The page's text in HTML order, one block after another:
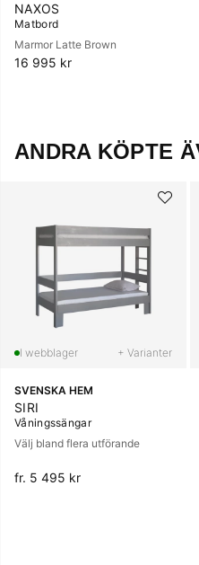
NAXOS
Matbord
Marmor Latte Brown
16 995 kr
ANDRA KÖPTE
+ Varianter
SVENSKA HEM
SIRI
Våningssängar
Välj bland flera utförande
fr. 5 495 kr